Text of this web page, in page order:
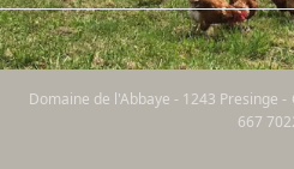
Domaine de l'Abbaye - 1243 Presinge -
667